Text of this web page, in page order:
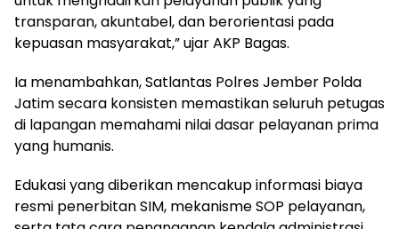
transparan, akuntabel, dan berorientasi pada
kepuasan masyarakat,” ujar AKP Bagas.
Ia menambahkan, Satlantas Polres Jember Polda
Jatim secara konsisten memastikan seluruh petugas
di lapangan memahami nilai dasar pelayanan prima
yang humanis.
Edukasi yang diberikan mencakup informasi biaya
resmi penerbitan SIM, mekanisme SOP pelayanan,